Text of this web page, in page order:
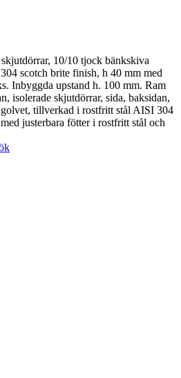
10/10 tjock bänkskiva
scotch brite finish, h 40 mm med
Inbyggda upstand h. 100 mm. Ram
isolerade skjutdörrar, sida, baksidan,
tillverkad i rostfritt stål AISI 304
justerbara fötter i rostfritt stål och